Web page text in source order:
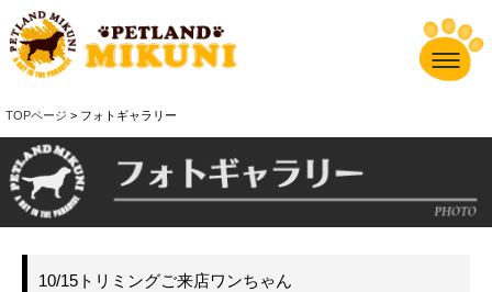
TOPページ > フォトギャラリー
10/15トリミングご来店ワンちゃん